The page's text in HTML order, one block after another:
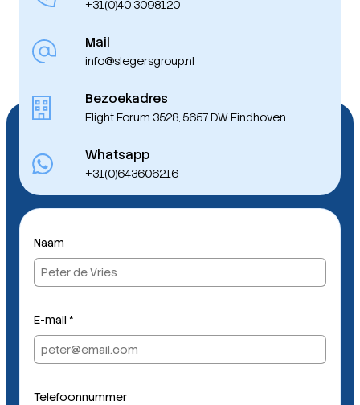
+31(0)40 3098120
Mail
info@slegersgroup.nl
Bezoekadres
Flight Forum 3528, 5657 DW Eindhoven
Whatsapp
+31(0)643606216
Naam
E-mail *
Telefoonnummer